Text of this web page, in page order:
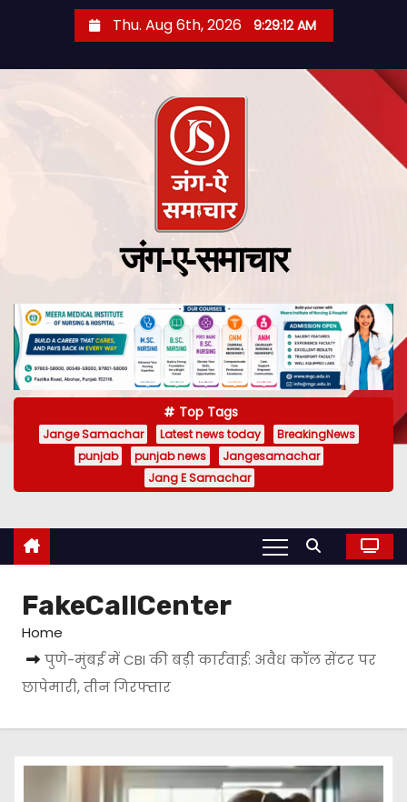
Thu. Aug 6th, 2026 9:29:12 AM
जंग-ए-समाचार
Top Tags
Jange Samachar Latest news today
BreakingNews
punjab
punjab news
Jangesamachar
Jang E Samachar
FakeCallCenter
Home
पुणे-मुंबई में CBI की बड़ी कार्रवाई: अवैध कॉल सेंटर पर
छापेमारी, तीन गिरफ्तार